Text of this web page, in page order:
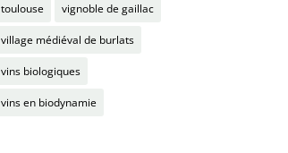
toulouse vignoble de gaillac
village médiéval de burlats
vins biologiques
vins en biodynamie